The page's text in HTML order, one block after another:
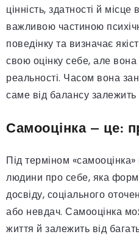
цінність, здатності й місце
важливою частиною
поведінку та визначає
свою оцінку себе, але
реальності. Часом вона
саме від балансу залежить
Самооцінка – це:
Під терміном
людини про себе, яка
досвіду, соціального
або невдач. Самооцінка
життя й залежить від